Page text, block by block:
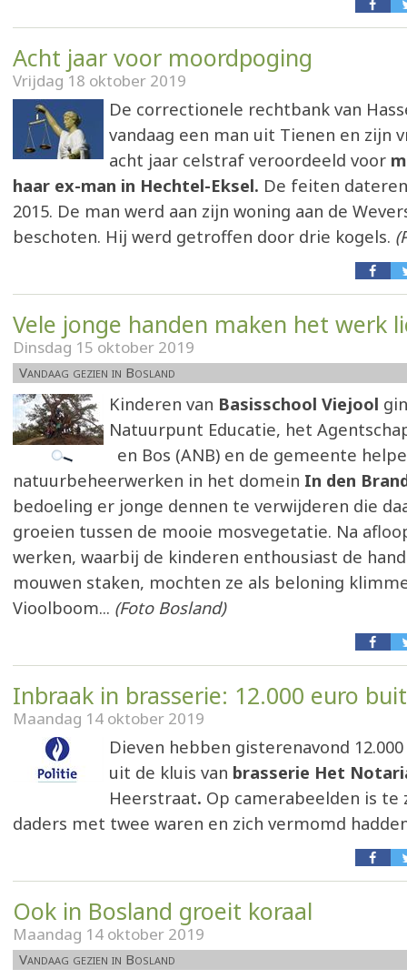
Acht jaar voor moordpoging
Vrijdag 18 oktober 2019
De correctionele rechtbank van
vandaag een man uit Tienen en zijn
acht jaar celstraf veroordeeld voor
haar ex-man in Hechtel-Eksel. De feiten
2015. De man werd aan zijn woning aan de
beschoten. Hij werd getroffen door drie kogels.
Vele jonge handen maken het werk
Dinsdag 15 oktober 2019
Vandaag gezien in Bosland
Kinderen van Basisschool Viejool
Natuurpunt Educatie, het
en Bos (ANB) en de gemeente
natuurbeheerwerken in het domein In den
bedoeling er jonge dennen te verwijderen die
groeien tussen de mooie mosvegetatie. Na
werken, waarbij de kinderen enthousiast de
mouwen staken, mochten ze als beloning
Vioolboom... (Foto Bosland)
Inbraak in brasserie: 12.000 euro buit
Maandag 14 oktober 2019
Dieven hebben gisterenavond
uit de kluis van brasserie Het
Heerstraat. Op camerabeelden is te
daders met twee waren en zich vermomd
Ook in Bosland groeit koraal
Maandag 14 oktober 2019
Vandaag gezien in Bosland